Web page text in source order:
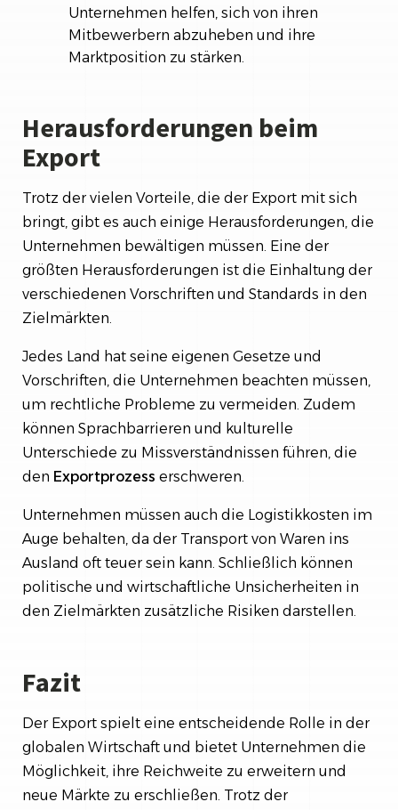
Unternehmen helfen, sich von ihren
Mitbewerbern abzuheben und ihre
Marktposition zu stärken.
Herausforderungen beim
Export
Trotz der vielen Vorteile, die der Export mit sich
bringt, gibt es auch einige Herausforderungen, die
Unternehmen bewältigen müssen. Eine der
größten Herausforderungen ist die Einhaltung der
verschiedenen Vorschriften und Standards in den
Zielmärkten.
Jedes Land hat seine eigenen Gesetze und
Vorschriften, die Unternehmen beachten müssen,
um rechtliche Probleme zu vermeiden. Zudem
können Sprachbarrieren und kulturelle
Unterschiede zu Missverständnissen führen, die
den Exportprozess erschweren.
Unternehmen müssen auch die Logistikkosten im
Auge behalten, da der Transport von Waren ins
Ausland oft teuer sein kann. Schließlich können
politische und wirtschaftliche Unsicherheiten in
den Zielmärkten zusätzliche Risiken darstellen.
Fazit
Der Export spielt eine entscheidende Rolle in der
globalen Wirtschaft und bietet Unternehmen die
Möglichkeit, ihre Reichweite zu erweitern und
neue Märkte zu erschließen. Trotz der